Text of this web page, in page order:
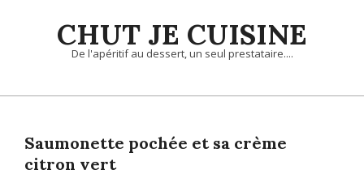
CHUT JE CUISINE
De l'apéritif au dessert, un seul prestataire....
Primary
MenuSaumonette pochée et sa crème
citron vert